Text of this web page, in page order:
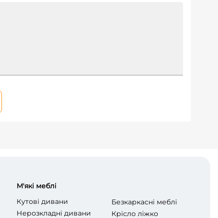
М'які меблі
Кутові дивани
Нерозкладні дивани
Безкаркасні меблі
Крісло ліжко